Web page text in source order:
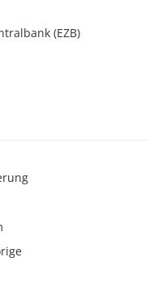
(EZB)